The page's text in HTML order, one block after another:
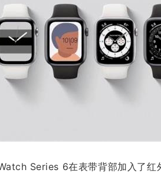
Series 6在表带背部加入了红